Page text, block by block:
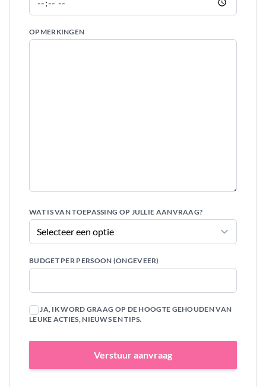
OPMERKINGEN
WAT IS VAN TOEPASSING OP JULLIE AANVRAAG?
BUDGET PER PERSOON (ONGEVEER)
JA, IK WORD GRAAG OP DE HOOGTE GEHOUDEN VAN
LEUKE ACTIES, NIEUWS EN TIPS.
Verstuur aanvraag